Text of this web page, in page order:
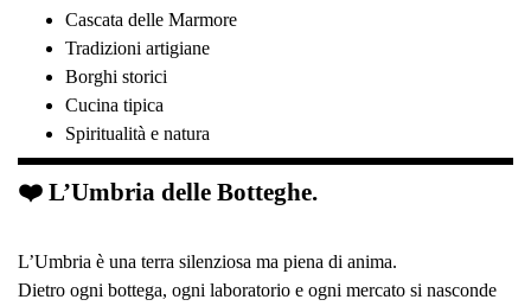
Cascata delle Marmore
Tradizioni artigiane
Borghi storici
Cucina tipica
Spiritualità e natura
❤️ L’Umbria delle Botteghe.
L’Umbria è una terra silenziosa ma piena di anima.
Dietro ogni bottega, ogni laboratorio e ogni mercato si nasconde